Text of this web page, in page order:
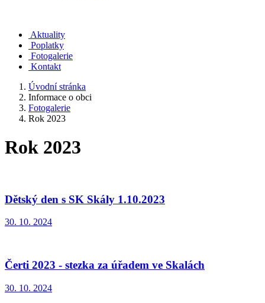
Aktuality
Poplatky
Fotogalerie
Kontakt
Úvodní stránka
Informace o obci
Fotogalerie
Rok 2023
Rok 2023
Dětský den s SK Skály 1.10.2023
30. 10. 2024
Čerti 2023 - stezka za úřadem ve Skalách
30. 10. 2024